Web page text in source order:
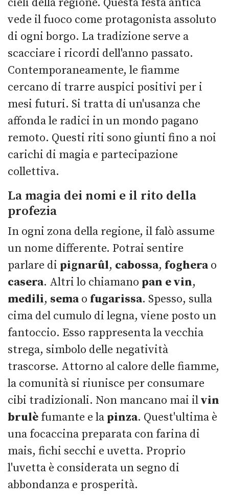
vede il fuoco come protagonista assoluto
di ogni borgo. La tradizione serve a
scacciare i ricordi dell'anno passato.
Contemporaneamente, le fiamme
cercano di trarre auspici positivi per i
mesi futuri. Si tratta di un'usanza che
affonda le radici in un mondo pagano
remoto. Questi riti sono giunti fino a noi
carichi di magia e partecipazione
collettiva.
La magia dei nomi e il rito della
profezia
In ogni zona della regione, il falò assume
un nome differente. Potrai sentire
parlare di pignarûl, cabossa, fogherao
casera. Altri lo chiamano pan e vin,
medili, semao fugarissa. Spesso, sulla
cima del cumulo di legna, viene posto un
fantoccio. Esso rappresenta la vecchia
strega, simbolo delle negatività
trascorse. Attorno al calore delle fiamme,
la comunità si riunisce per consumare
cibi tradizionali. Non mancano mai ilvin
brulè fumante e la pinza. Quest'ultima è
una focaccina preparata con farina di
mais, fichi secchi e uvetta. Proprio
l'uvetta è considerata un segno di
abbondanza e prosperità.